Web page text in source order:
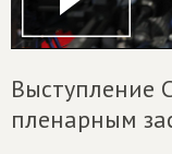
Выступление
пленарным